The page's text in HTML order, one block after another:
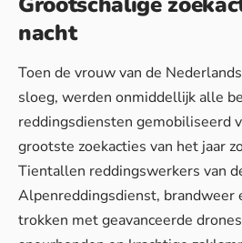
nacht
Toen de vrouw van de
sloeg, werden onmiddellijk alle
reddingsdiensten gemobiliseerd
grootste zoekacties van het jaar
Tientallen reddingswerkers van
Alpenreddingsdienst,
trokken met geavanceerde